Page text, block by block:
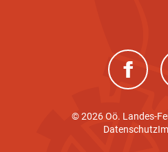
(neues
© 2026 Oö. Landes-
Datenschutz